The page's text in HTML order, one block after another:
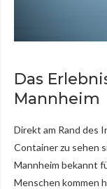
Das
Mannheim
Direkt am Rand des
Container zu sehen
Mannheim bekannt
Menschen kommen